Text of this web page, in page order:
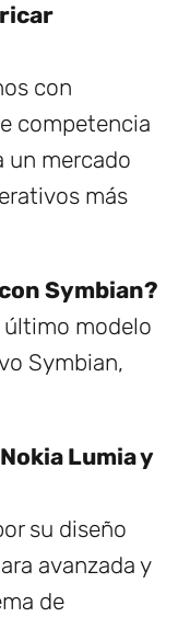
con
competencia
un mercado
más
Symbian?
último modelo
Symbian,
Lumia y
su diseño
avanzada y
de